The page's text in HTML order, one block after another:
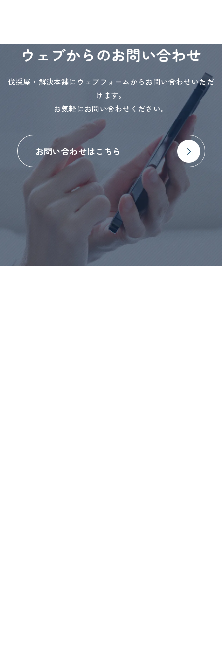
ウェブからのお問い合わせ
伐採屋・解決本舗にウェブフォームからお問い合わせいただ
けます。
お気軽にお問い合わせください。
お問い合わせはこちら